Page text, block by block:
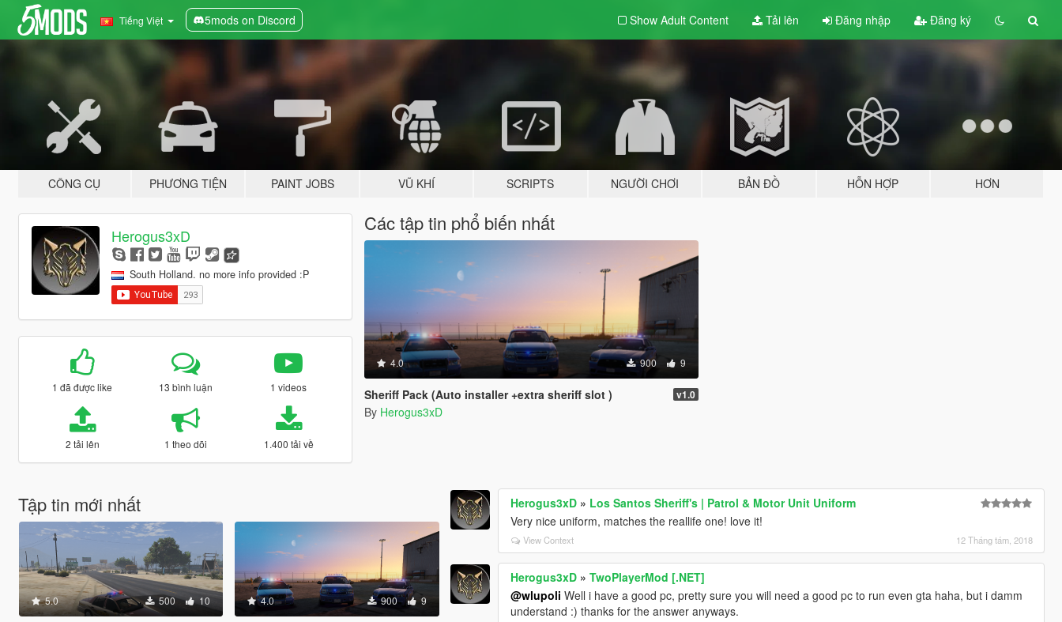
Tiếng Việt 5mods on Discord Show Adult Content Tải lên Đăng nhập Đăng ký
CÔNG CỤ PHƯƠNG TIỆN PAINT JOBS VŨ KHÍ SCRIPTS NGƯỜI CHƠI BẢN ĐỒ HỖN HỢP HƠN
Herogus3xD
South Holland. no more info provided :P
1 đã được like 13 bình luận 1 videos
2 tải lên 1 theo dõi 1.400 tải về
Các tập tin phổ biến nhất
4.0 900 9
Sheriff Pack (Auto installer +extra sheriff slot ) v1.0
By Herogus3xD
Tập tin mới nhất
5.0 500 10 4.0 900 9
Herogus3xD » Los Santos Sheriff's | Patrol & Motor Unit Uniform
Very nice uniform, matches the reallife one! love it!
View Context 12 Tháng tám, 2018
Herogus3xD »TwoPlayerMod [.NET]
@wlupoli Well i have a good pc, pretty sure you will need a good pc to run even gta haha, but i damm
understand :) thanks for the answer anyways.